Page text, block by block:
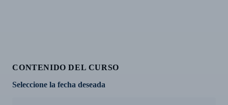
CONTENIDO DEL CURSO
Seleccione la fecha deseada